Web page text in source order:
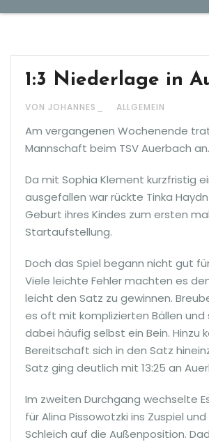
1:3 Niederlage in
VON JOHANNES_ ALLGEMEIN
Am vergangenen Wochenende
Mannschaft beim TSV Auerbach an.
Da mit Sophia Klement kurzfristig
ausgefallen war rückte Tinka
Geburt ihres Kindes zum ersten
Startaufstellung.
Doch das Spiel begann nicht gut
Viele leichte Fehler machten es
leicht den Satz zu gewinnen.
es oft mit komplizierten Bällen und
dabei häufig selbst ein Bein. Hinzu
Bereitschaft sich in den Satz
Satz ging deutlich mit 13:25 an
Im zweiten Durchgang wechselte
für Alina Pissowotzki ins Zuspiel
Schleich auf die Außenposition.